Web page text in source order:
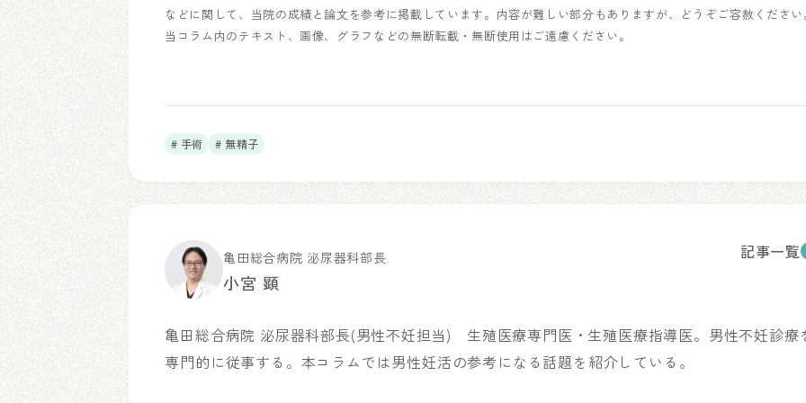
などに関して、当院の成績と論文を参考に掲載しています。内容が難しい部分もありますが、どうぞご容赦ください
当コラム内のテキスト、画像、グラフなどの無断転載・無断使用はご遠慮ください。
# 手術 # 無精子
亀田総合病院 泌尿器科部長
小宮 顕
記事一覧
亀田総合病院 泌尿器科部長(男性不妊担当) 生殖医療専門医・生殖医療指導医。男性不妊診療
専門的に従事する。本コラムでは男性妊活の参考になる話題を紹介している。